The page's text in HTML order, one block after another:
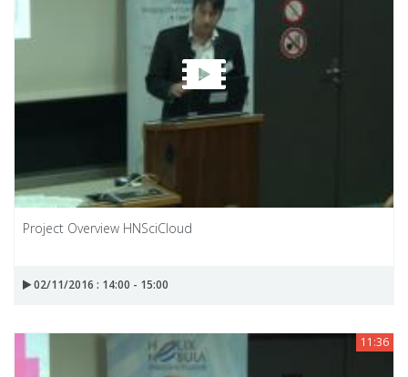
Project Overview HNSciCloud
02/11/2016 : 14:00 - 15:00
11:36